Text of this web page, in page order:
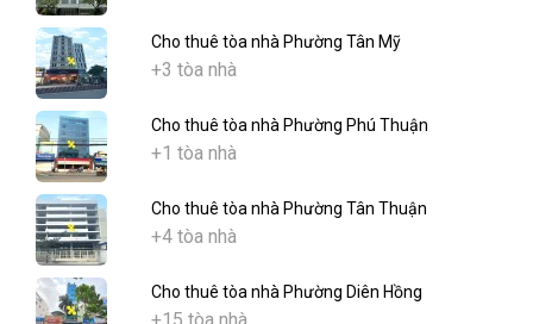
Cho thuê tòa nhà Phường Tân Mỹ
+3 tòa nhà
Cho thuê tòa nhà Phường Phú Thuận
+1 tòa nhà
Cho thuê tòa nhà Phường Tân Thuận
+4 tòa nhà
Cho thuê tòa nhà Phường Diên Hồng